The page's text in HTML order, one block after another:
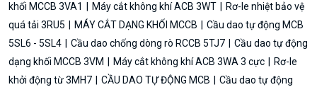
khối MCCB 3VA1
Máy cắt không khí ACB 3WT
Rơ-le nhiệt bảo vệ
quá tải 3RU5
MÁY CẮT DẠNG KHỐI MCCB
Cầu dao tự động MCB
5SL6 - 5SL4
Cầu dao chống dòng rò RCCB 5TJ7
Cầu dao tự động
dạng khối MCCB 3VM
Máy cắt không khí ACB 3WA 3 cực
Rơ-le
khởi động từ 3MH7
CẦU DAO TỰ ĐỘNG MCB
Cầu dao tự động